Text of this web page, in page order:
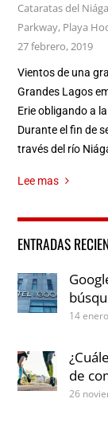
Cataratas del
Parkway, Playa
27 febrero, 2019
Vientos de una
Grandes Lagos
Erie obligando a
Durante el fin de
través del río
Lee mas
ENTRADAS
14
de
26